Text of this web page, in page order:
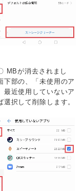
MBが消去されまし
下部の、「未使用のア
最近使用していないア
択して削除します。